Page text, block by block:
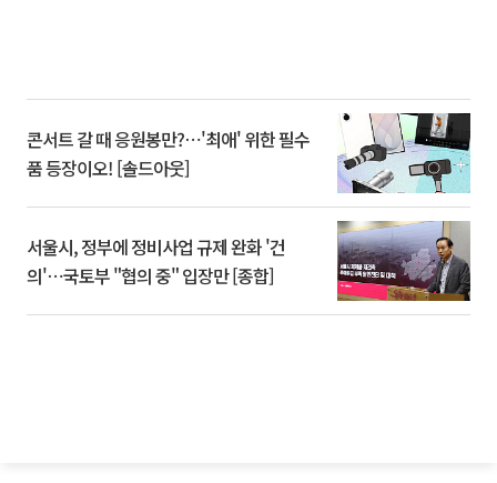
콘서트 갈 때 응원봉만?⋯'최애' 위한 필수
품 등장이오! [솔드아웃]
서울시, 정부에 정비사업 규제 완화 '건
의'⋯국토부 "협의 중" 입장만 [종합]